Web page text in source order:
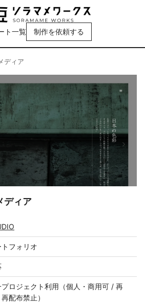
ト一覧 制作を依頼する
ディア
ディア
トフォリオ
プロジェクト利用（個人・商用可 / 再
配布禁止）